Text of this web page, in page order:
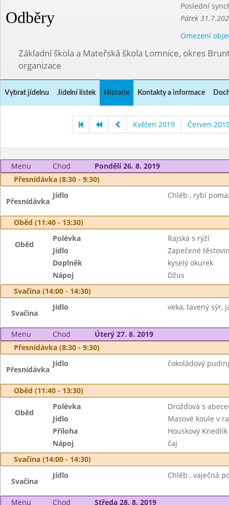
Odběry
Poslední
Pátek
Omezení
Základní škola a Mateřská škola Lomnice, okres
organizace
Vybrat jídelnu Jídelní lístek Historie Kontakty a informace
Květen 2019 Červen
Menu Chod
Pondělí 26. 8. 2019
Přesnídávka (8:30 - 9:30)
Přesnídávka
Jídlo Chléb , rybí
Oběd (11:40 - 13:30)
Oběd
Polévka
Rajská s rýží
Jídlo
Zapečené
Doplněk
kyselý okurek
Nápoj
Džus
Svačina (14:00 - 14:30)
Svačina
Jídlo veka, tavený sýr,
Menu Chod
Úterý 27. 8. 2019
Přesnídávka (8:30 - 9:30)
Přesnídávka
Jídlo čokoládový
Oběd (11:40 - 13:30)
Oběd
Polévka
Drožďová s
Jídlo
Masové koule v
Příloha
Houskový Knedlík
Nápoj
čaj
Svačina (14:00 - 14:30)
Svačina
Jídlo Chléb , vaječná
Menu Chod
Středa 28. 8. 2019